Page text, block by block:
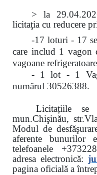
> la
licitaţia cu reducere
-17 loturi - 17
care includ 1
vagoane
- 1 lot - 1
numărul 30526388.
Licitațiile se
mun.Chişinău,
Modul de
aferente bunurilor
telefoanele
adresa electronică:
pagina oficială a